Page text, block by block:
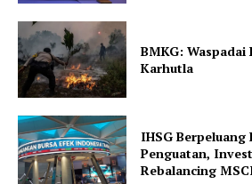
BMKG:
Karhutla
IHSG Berpeluang
Penguatan,
Rebalancing